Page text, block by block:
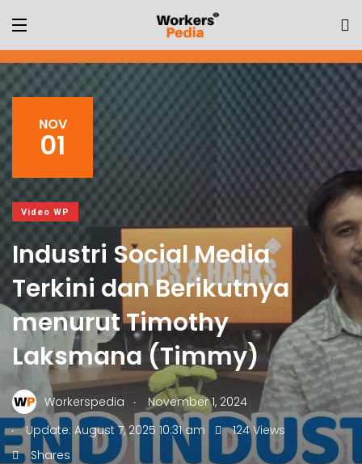
NOV
01
Video WP
Industri Social Media
Terkini dan Berikutnya
menurut Timothy
Laksmana (Timmy)
Workerspedia .
November 1, 2024
. Update: August 7, 2025 10:31 am
124 Views
Shares